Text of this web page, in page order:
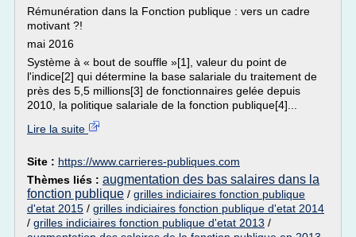
Rémunération dans la Fonction publique : vers un cadre
motivant ?!
mai 2016
Système à « bout de souffle »[1], valeur du point de
l'indice[2] qui détermine la base salariale du traitement de
près des 5,5 millions[3] de fonctionnaires gelée depuis
2010, la politique salariale de la fonction publique[4]...
Lire la suite
Site : https://www.carrieres-publiques.com
Thèmes liés : augmentation des bas salaires dans la
fonction publique / grilles indiciaires fonction publique
d'etat 2015 / grilles indiciaires fonction publique d'etat 2014
/ grilles indiciaires fonction publique d'etat 2013 /